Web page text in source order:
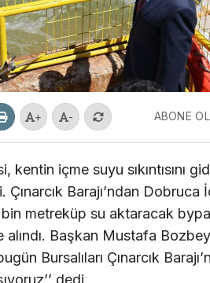
+ - ABONE OL
kentin içme suyu sıkıntısını
Çınarcık Barajı’ndan Dobruca
bin metreküp su aktaracak
Başkan Mustafa Bozbey,
Bursalıları Çınarcık
dedi.